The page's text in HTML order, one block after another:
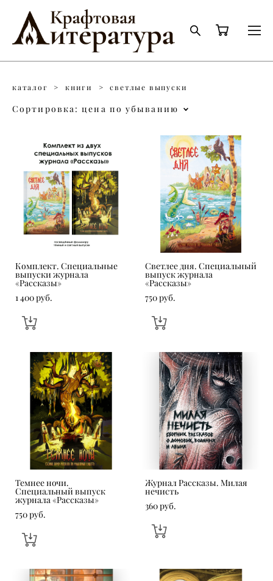
каталог > книги > светлые выпуски
Сортировка: цена по убыванию
Комплект. Специальные
выпуски журнала
«Рассказы»
1 400 pуб.
Светлее дня. Специальный
выпуск журнала
«Рассказы»
750 pуб.
Темнее ночи.
Специальный выпуск
журнала «Рассказы»
750 pуб.
Журнал Рассказы. Милая
нечисть
360 pуб.